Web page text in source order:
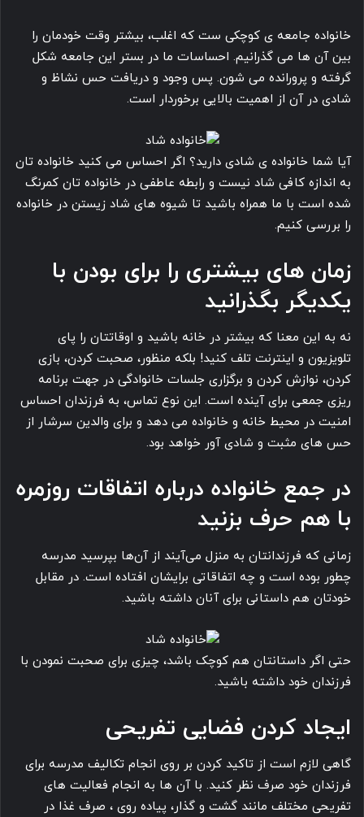
خانواده جامعه ی کوچکی ست که اغلب، بیشتر وقت خودمان را
بین آن ها می گذرانیم. احساسات ما در بستر این جامعه شکل
گرفته و پرورانده می شون. پس وجود و دریافت حس نشاظ و
شادی در آن از اهمیت بالایی برخوردار است.
آیا شما خانواده ی شادی دارید؟ اگر احساس می کنید خانواده تان
به اندازه کافی شاد نیست و رابطه عاطفی در خانواده تان کمرنگ
شده است با ما همراه باشید تا شیوه های شاد زیستن در خانواده
را بررسی کنیم.
زمان های بیشتری را برای بودن با
یکدیگر بگذرانید
نه به این معنا که بیشتر در خانه باشید و اوقاتتان را پای
تلویزیون و اینترنت تلف کنید! بلکه منظور، صحبت کردن، بازی
کردن، نوازش کردن و برگزاری جلسات خانوادگی در جهت برنامه
ریزی جمعی برای آینده است. این نوع تماس، به فرزندان احساس
امنیت در محیط خانه و خانواده می دهد و برای والدین سرشار از
حس های مثبت و شادی آور خواهد بود.
در جمع خانواده درباره اتفاقات روزمره
با هم حرف بزنید
زمانی که فرزندانتان به منزل می‌آیند از آن‌ها بپرسید مدرسه
چطور بوده است و چه اتفاقاتی برایشان افتاده است. در مقابل
خودتان هم داستانی برای آنان داشته باشید.
حتی اگر داستانتان هم کوچک باشد، چیزی برای صحبت نمودن با
فرزندان خود داشته باشید.
ایجاد کردن فضایی تفریحی
گاهی لازم است از تاکید کردن بر روی انجام تکالیف مدرسه برای
فرزندان خود صرف نظر کنید. با آن ها به انجام فعالیت های
تفریحی مختلف مانند گشت و گذار، پیاده روی ، صرف غذا در